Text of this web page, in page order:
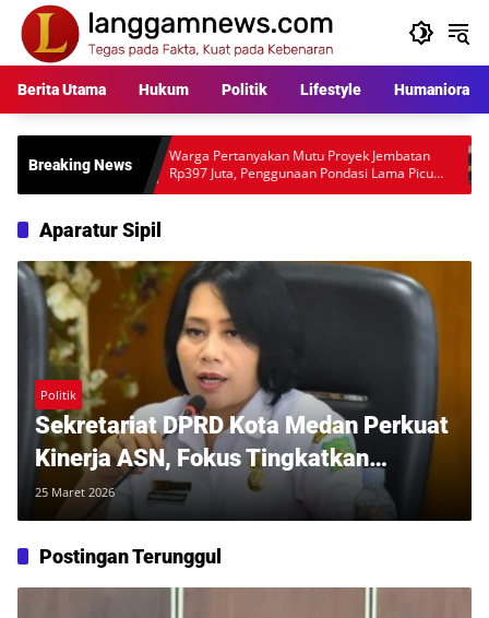
Langsung
konten
Berita Utama Hukum Politik Lifestyle Humaniora
Breaking NewsWarga Pertanyakan Mutu Proyek Jembatan
Rp397 Juta, Penggunaan Pondasi Lama Picu
Desakan Audit Lapangan
Polisi
Aparatur Sipil
Politik
Sekretariat DPRD Kota Medan Perkuat
Kinerja ASN, Fokus Tingkatkan
Pelayanan dan Kolaborasi Internal
25 Maret 2026
Postingan Terunggul